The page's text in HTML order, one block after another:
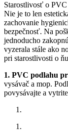
Starostlivosť o
Nie je to len
zachovanie
bezpečnosť. Na
jednoducho
vyzerala stále ako
pri starostlivosti o
1. PVC podlahu
vysávač a mop.
povysávajte a